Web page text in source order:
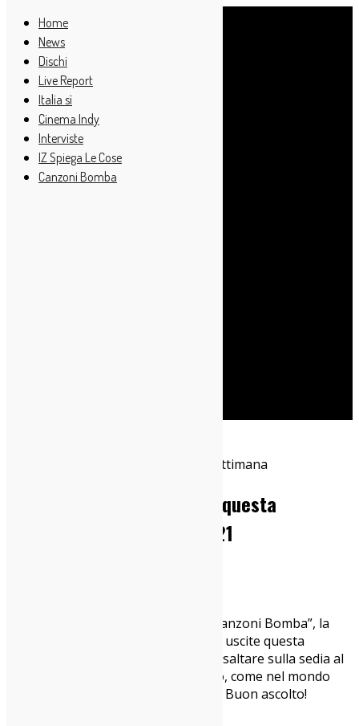
Le 5 canzoni bomba uscite questa
settimana – 10 maggio 2021
Ritorna più primaverile che mai “5 Canzoni Bomba”, la
rubrica sulle migliori cinque canzoni uscite questa
settimana, che vi farà letteralmente saltare sulla sedia al
grido di “che bomba!”. Come al solito, come nel mondo
della balistica, ce n’è per tutti i gusti. Buon ascolto!
Home
News
Dischi
Live Report
Italia sì
Cinema Indy
Interviste
IZ Spiega Le Cose
Canzoni Bomba